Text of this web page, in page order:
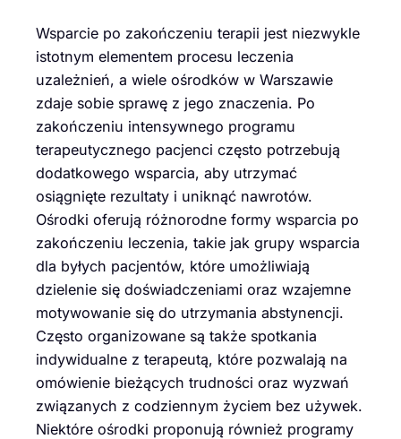
Wsparcie po zakończeniu terapii jest niezwykle
istotnym elementem procesu leczenia
uzależnień, a wiele ośrodków w Warszawie
zdaje sobie sprawę z jego znaczenia. Po
zakończeniu intensywnego programu
terapeutycznego pacjenci często potrzebują
dodatkowego wsparcia, aby utrzymać
osiągnięte rezultaty i uniknąć nawrotów.
Ośrodki oferują różnorodne formy wsparcia po
zakończeniu leczenia, takie jak grupy wsparcia
dla byłych pacjentów, które umożliwiają
dzielenie się doświadczeniami oraz wzajemne
motywowanie się do utrzymania abstynencji.
Często organizowane są także spotkania
indywidualne z terapeutą, które pozwalają na
omówienie bieżących trudności oraz wyzwań
związanych z codziennym życiem bez używek.
Niektóre ośrodki proponują również programy